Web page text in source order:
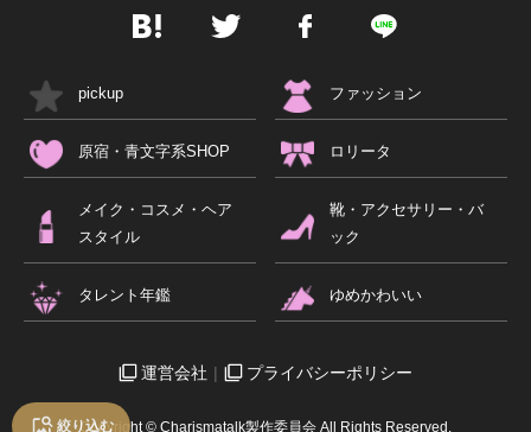
絞り込む
pickup ファッション
原宿・青文字系SHOP ロリータ
メイク・コスメ・ヘア
スタイル
靴・アクセサリー・バ
ック
タレント年鑑 ゆめかわいい
運営会社 プライバシーポリシー
Copyright © Charismatalk製作委員会 All Rights Reserved.